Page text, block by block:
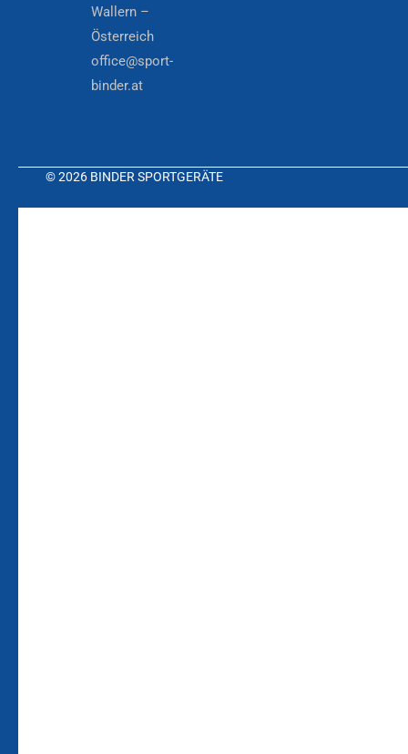
Wallern –
Österreich
office@sport-
binder.at
© 2026 BINDER SPORTGERÄTE